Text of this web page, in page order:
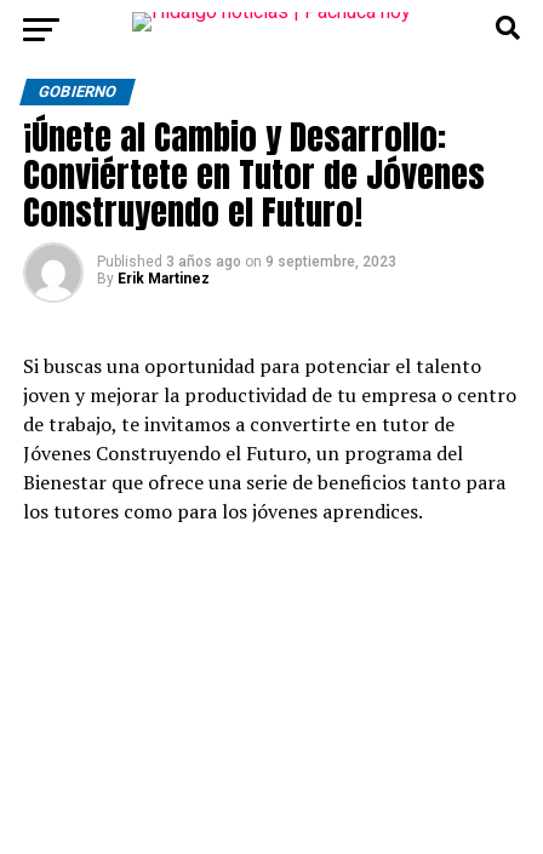
GOBIERNO
¡Únete al Cambio y Desarrollo:
Conviértete en Tutor de Jóvenes
Construyendo el Futuro!
Published 3 años ago on 9 septiembre, 2023
By Erik Martinez
Si buscas una oportunidad para potenciar el talento
joven y mejorar la productividad de tu empresa o centro
de trabajo, te invitamos a convertirte en tutor de
Jóvenes Construyendo el Futuro, un programa del
Bienestar que ofrece una serie de beneficios tanto para
los tutores como para los jóvenes aprendices.